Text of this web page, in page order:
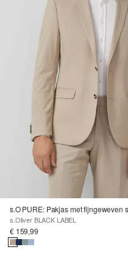
s.O PURE: Pakjas met fijngeweven
s.Oliver BLACK LABEL
€ 159,99